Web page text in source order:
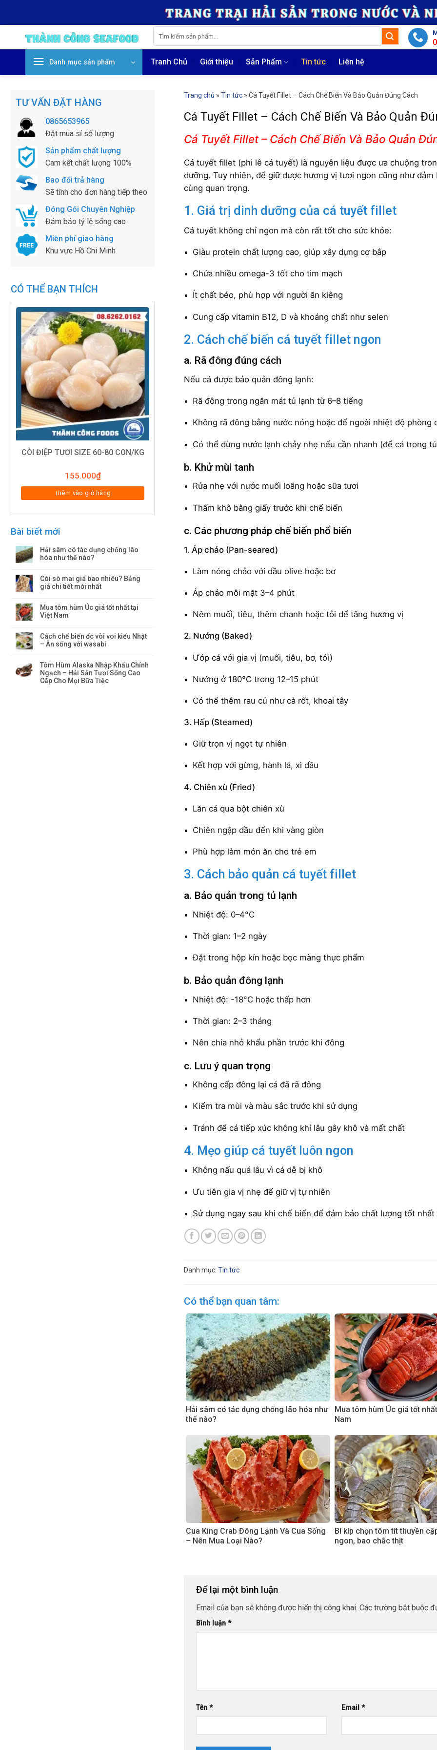
kiếm:
Danh mục sản phẩm Tranh Chủ Giới thiệu Sản Phẩm Tin tức Liên hệ
TƯ VẤN ĐẶT HÀNG
0865653965
Đặt mua sỉ số lượng
Sản phẩm chất lượng
Cam kết chất lượng 100%
Bao đổi trả hàng
Sẽ tính cho đơn hàng tiếp theo
Đóng Gói Chuyên Nghiệp
Đảm bảo tỷ lệ sống cao
Miễn phí giao hàng
Khu vực Hồ Chi Minh
CÓ THỂ BẠN THÍCH
CÒI ĐIỆP TƯƠI SIZE 60-80 CON/KG
155.000₫
Thêm vào giỏ hàng
Bài biết mới
Hải sâm có tác dụng chống lão
hóa như thế nào?
Còi sò mai giá bao nhiêu? Bảng
giá chi tiết mới nhất
Mua tôm hùm Úc giá tốt nhất tại
Việt Nam
Cách chế biến ốc vòi voi kiểu Nhật
– Ăn sống với wasabi
Tôm Hùm Alaska Nhập Khẩu Chính
Ngạch – Hải Sản Tươi Sống Cao
Cấp Cho Mọi Bữa Tiệc
Trang chủ » Tin tức » Cá Tuyết Fillet – Cách Chế Biến Và Bảo Quản Đúng Cách
Cá Tuyết Fillet – Cách Chế Biến Và Bảo Quản
Cá Tuyết Fillet – Cách Chế Biến Và Bảo Quản
Cá tuyết fillet (phi lê cá tuyết) là nguyên liệu được ưa chuộng
dưỡng. Tuy nhiên, để giữ được hương vị tươi ngon cũng như
cùng quan trọng.
1. Giá trị dinh dưỡng của cá tuyết fillet
Cá tuyết không chỉ ngon mà còn rất tốt cho sức khỏe:
Giàu protein chất lượng cao, giúp xây dựng cơ bắp
Chứa nhiều omega-3 tốt cho tim mạch
Ít chất béo, phù hợp với người ăn kiêng
Cung cấp vitamin B12, D và khoáng chất như selen
2. Cách chế biến cá tuyết fillet ngon
a. Rã đông đúng cách
Nếu cá được bảo quản đông lạnh:
Rã đông trong ngăn mát tủ lạnh từ 6–8 tiếng
Không rã đông bằng nước nóng hoặc để ngoài nhiệt độ phòng
Có thể dùng nước lạnh chảy nhẹ nếu cần nhanh (để cá trong
b. Khử mùi tanh
Rửa nhẹ với nước muối loãng hoặc sữa tươi
Thấm khô bằng giấy trước khi chế biến
c. Các phương pháp chế biến phổ biến
1. Áp chảo (Pan-seared)
Làm nóng chảo với dầu olive hoặc bơ
Áp chảo mỗi mặt 3–4 phút
Nêm muối, tiêu, thêm chanh hoặc tỏi để tăng hương vị
2. Nướng (Baked)
Ướp cá với gia vị (muối, tiêu, bơ, tỏi)
Nướng ở 180°C trong 12–15 phút
Có thể thêm rau củ như cà rốt, khoai tây
3. Hấp (Steamed)
Giữ trọn vị ngọt tự nhiên
Kết hợp với gừng, hành lá, xì dầu
4. Chiên xù (Fried)
Lăn cá qua bột chiên xù
Chiên ngập dầu đến khi vàng giòn
Phù hợp làm món ăn cho trẻ em
3. Cách bảo quản cá tuyết fillet
a. Bảo quản trong tủ lạnh
Nhiệt độ: 0–4°C
Thời gian: 1–2 ngày
Đặt trong hộp kín hoặc bọc màng thực phẩm
b. Bảo quản đông lạnh
Nhiệt độ: -18°C hoặc thấp hơn
Thời gian: 2–3 tháng
Nên chia nhỏ khẩu phần trước khi đông
c. Lưu ý quan trọng
Không cấp đông lại cá đã rã đông
Kiểm tra mùi và màu sắc trước khi sử dụng
Tránh để cá tiếp xúc không khí lâu gây khô và mất chất
4. Mẹo giúp cá tuyết luôn ngon
Không nấu quá lâu vì cá dễ bị khô
Ưu tiên gia vị nhẹ để giữ vị tự nhiên
Sử dụng ngay sau khi chế biến để đảm bảo chất lượng tốt nhất
Danh mục: Tin tức
Có thể bạn quan tâm:
Hải sâm có tác dụng chống lão hóa như
thế nào?
Mua tôm hùm Úc giá tốt
Nam
Cua King Crab Đông Lạnh Và Cua Sống
– Nên Mua Loại Nào?
Bí kíp chọn tôm tít thuyền
ngon, bao chắc thịt
Để lại một bình luận
Email của bạn sẽ không được hiển thị công khai. Các trường bắt buộc
Bình luận *
Tên * Email*